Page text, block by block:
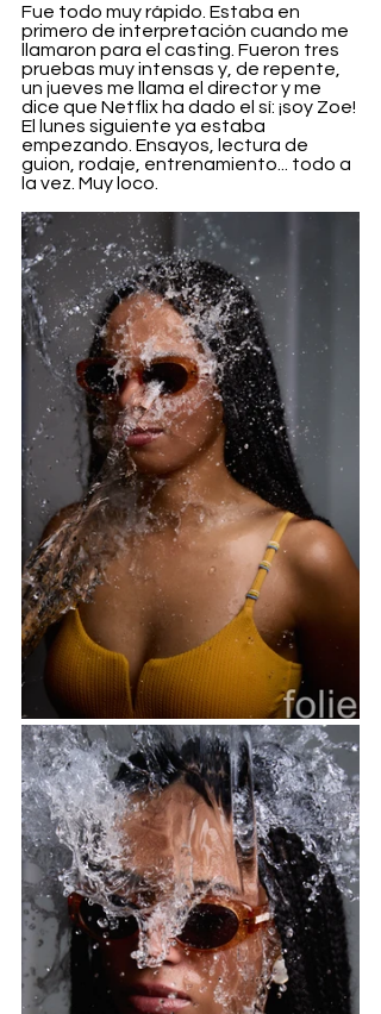
Fue todo muy rápido. Estaba en
primero de interpretación cuando me
llamaron para el casting. Fueron tres
pruebas muy intensas y, de repente,
un jueves me llama el director y me
dice que Netflix ha dado el sí: ¡soy Zoe!
El lunes siguiente ya estaba
empezando. Ensayos, lectura de
guion, rodaje, entrenamiento... todo a
la vez. Muy loco.